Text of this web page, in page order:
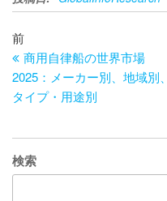
投
稿
ナ
ゲ
ー
過
去
の
投
前
商用自律船の世界市場
2025：メーカー別、地域別、
タイプ・用途別
検索